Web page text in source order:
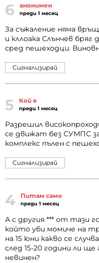
6 анонимен
преди 1 месец
За съжаление няма
и кллоака Слънчев бряг
сред пешеходци.
Сигнализирай
5 Кой е
преди 1 месец
Разрешил
се движат без СУМПС
комплекс пълен с
Сигнализирай
4 Питам само
преди 1 месец
А с другия *** от тази
който уби момиче на
на 15 юни какво се
след 15-20 години ли
невинен?